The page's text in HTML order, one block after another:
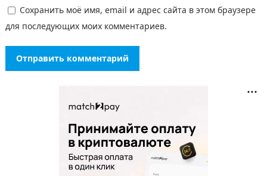
Сохранить моё имя, email и адрес сайта в этом браузере
для последующих моих комментариев.